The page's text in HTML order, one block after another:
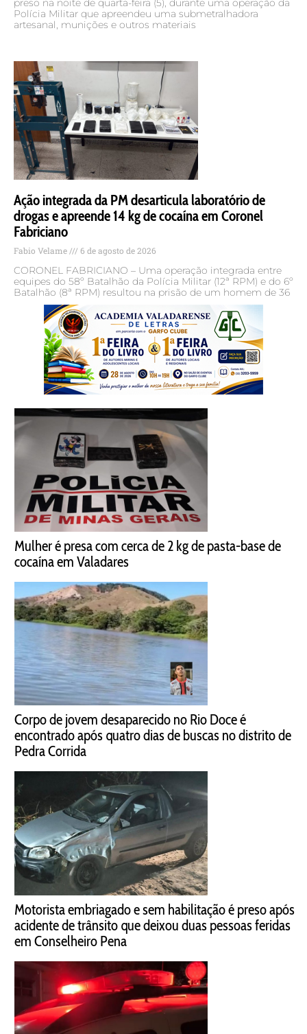
preso na noite de quarta-feira (5), durante uma operação da
Polícia Militar que apreendeu uma submetralhadora
artesanal, munições e outros materiais
Ação integrada da PM desarticula laboratório de
drogas e apreende 14 kg de cocaína em Coronel
Fabriciano
Fabio Velame 6 de agosto de 2026
CORONEL FABRICIANO – Uma operação integrada entre
equipes do 58º Batalhão da Polícia Militar (12ª RPM) e do 6º
Batalhão (8ª RPM) resultou na prisão de um homem de 36
Mulher é presa com cerca de 2 kg de pasta-base de
cocaína em Valadares
Corpo de jovem desaparecido no Rio Doce é
encontrado após quatro dias de buscas no distrito de
Pedra Corrida
Motorista embriagado e sem habilitação é preso após
acidente de trânsito que deixou duas pessoas feridas
em Conselheiro Pena